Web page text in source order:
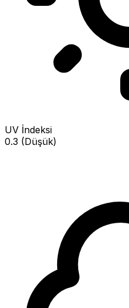
UV İndeksi
0.3 (Düşük)